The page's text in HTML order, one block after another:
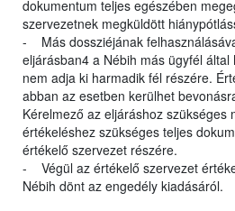
dokumentum teljes egészében
szervezetnek megküldött
- Más dossziéjának
eljárásban4 a Nébih más ügyfél
nem adja ki harmadik fél részére.
abban az esetben kerülhet
Kérelmező az eljáráshoz szükséges
értékeléshez szükséges teljes
értékelő szervezet részére.
- Végül az értékelő szervezet
Nébih dönt az engedély kiadásáról.